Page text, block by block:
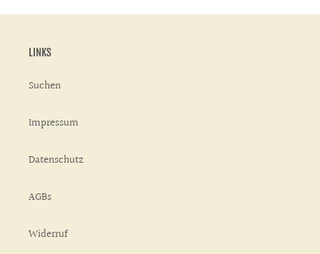
LINKS
Suchen
Impressum
Datenschutz
AGBs
Widerruf